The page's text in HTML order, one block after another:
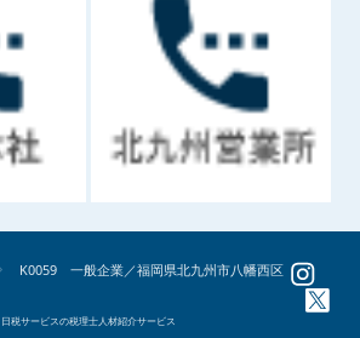
K0059 一般企業／福岡県北九州市八幡西区
日税サービスの税理士人材紹介サービス